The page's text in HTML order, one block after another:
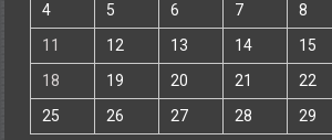
4
5 6 7 8
11
12 13 14 15
18
19 20 21 22
25
26 27 28 29